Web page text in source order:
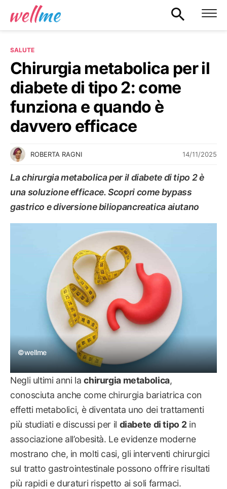
SALUTE
Chirurgia metabolica per il
diabete di tipo 2: come
funziona e quando è
davvero efficace
ROBERTA RAGNI 14/11/2025
La chirurgia metabolica per il diabete di tipo 2 è
una soluzione efficace. Scopri come bypass
gastrico e diversione biliopancreatica aiutano
©wellme
Negli ultimi anni lachirurgia metabolica,
conosciuta anche come chirurgia bariatrica con
effetti metabolici, è diventata uno dei trattamenti
più studiati e discussi per il diabete di tipo 2in
associazione all’obesità. Le evidenze moderne
mostrano che, in molti casi, gli interventi chirurgici
sul tratto gastrointestinale possono offrire risultati
più rapidi e duraturi rispetto ai soli farmaci.